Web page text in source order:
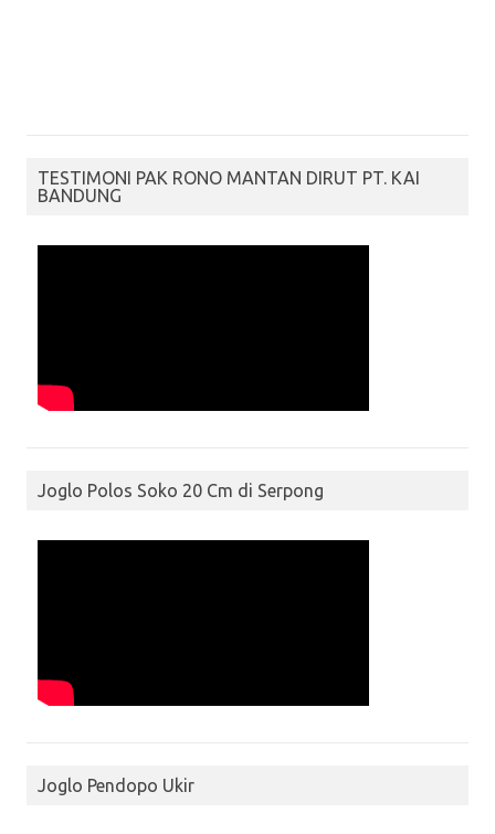
TESTIMONI PAK RONO MANTAN DIRUT PT. KAI
BANDUNG
Joglo Polos Soko 20 Cm di Serpong
Joglo Pendopo Ukir